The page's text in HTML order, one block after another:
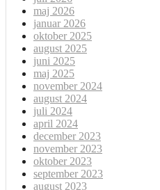
maj 2026
januar 2026
oktober 2025
august 2025
juni 2025
maj 2025
november 2024
august 2024
juli 2024
april 2024
december 2023
november 2023
oktober 2023
september 2023
august 2023